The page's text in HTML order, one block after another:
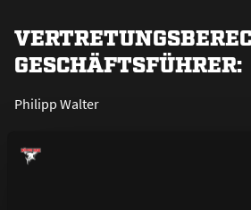
GESCHÄFTSFÜHRER:
Philipp Walter
REGISTERNUMMER: